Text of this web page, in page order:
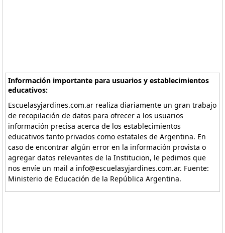
Información importante para usuarios y establecimientos
educativos:
Escuelasyjardines.com.ar realiza diariamente un gran trabajo
de recopilación de datos para ofrecer a los usuarios
información precisa acerca de los establecimientos
educativos tanto privados como estatales de Argentina. En
caso de encontrar algún error en la información provista o
agregar datos relevantes de la Institucion, le pedimos que
nos envíe un mail a info@escuelasyjardines.com.ar. Fuente:
Ministerio de Educación de la República Argentina.